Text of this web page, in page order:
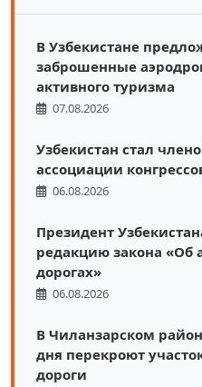
В Узбекистане
заброшенные
активного туризма
07.08.2026
Узбекистан стал
ассоциации
06.08.2026
Президент
редакцию закона «Об
дорогах»
06.08.2026
В Чиланзарском
дня перекроют
дороги